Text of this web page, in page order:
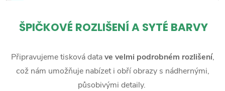
ŠPIČKOVÉ ROZLIŠENÍ A SYTÉ BARVY
Připravujeme tisková datave velmi podrobném rozlišení,
což nám umožňuje nabízet i obří obrazy s nádhernými,
působivými detaily.